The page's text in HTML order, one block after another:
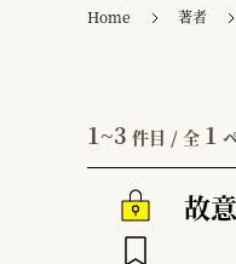
Home 著者
1~3 件目 / 全 1
故